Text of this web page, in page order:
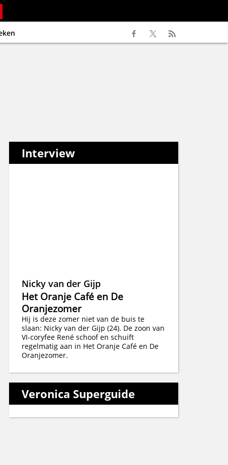
Interview
Nicky van der Gijp
Het Oranje Café en De
Oranjezomer
Hij is deze zomer niet van de buis te
slaan: Nicky van der Gijp (24). De zoon van
VI-coryfee René schoof en schuift
regelmatig aan in Het Oranje Café en De
Oranjezomer.
Veronica Superguide